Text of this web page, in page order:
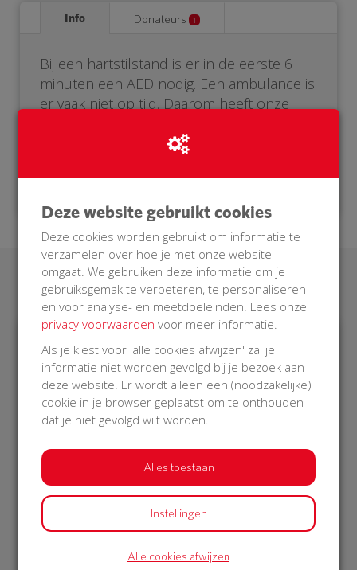
Info Donateurs 1
Bij een hartstilstand is er in de eerste 6
minuten een AED nodig. Een ambulance is
er vaak niet op tijd. Daarom heeft onze
Doneer voor onze BuurtAED!
Laatste donaties
€ 976
Philips
23 Oct 2018
Bekijk alle donateurs
Deze website gebruikt cookies
Deze cookies worden gebruikt om informatie te
verzamelen over hoe je met onze website
omgaat. We gebruiken deze informatie om je
gebruiksgemak te verbeteren, te personaliseren
en voor analyse- en meetdoeleinden. Lees onze
privacy voorwaarden voor meer informatie.
Als je kiest voor 'alle cookies afwijzen' zal je
informatie niet worden gevolgd bij je bezoek aan
deze website. Er wordt alleen een (noodzakelijke)
cookie in je browser geplaatst om te onthouden
dat je niet gevolgd wilt worden.
Alles toestaan
Instellingen
Alle cookies afwijzen